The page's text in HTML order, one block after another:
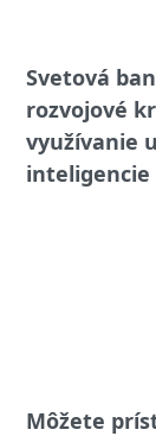
Svetová
rozvojové
využívanie
inteligencie
Môžete